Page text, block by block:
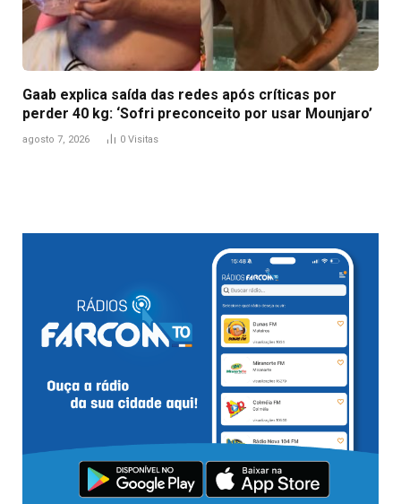
Gaab explica saída das redes após críticas por
perder 40 kg: ‘Sofri preconceito por usar Mounjaro’
agosto 7, 2026 0 Visitas